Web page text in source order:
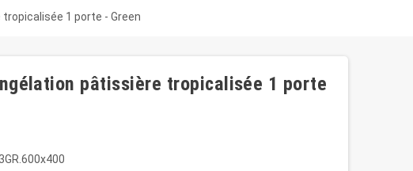
1 porte - Green
pâtissière tropicalisée 1 porte